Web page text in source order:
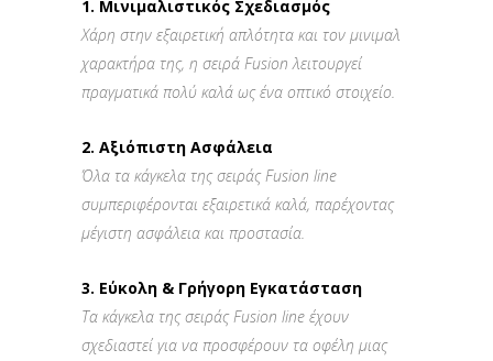
1. Μινιμαλιστικός Σχεδιασμός
Χάρη στην εξαιρετική απλότητα και τον μινιμαλ
χαρακτήρα της, η σειρά Fusion λειτουργεί
πραγματικά πολύ καλά ως ένα οπτικό στοιχείο.
2. Αξιόπιστη Aσφάλεια
Όλα τα κάγκελα της σειράς Fusion line
συμπεριφέρονται εξαιρετικά καλά, παρέχοντας
μέγιστη ασφάλεια και προστασία.
3. Εύκολη & Γρήγορη Εγκατάσταση
Τα κάγκελα της σειράς Fusion line έχουν
σχεδιαστεί για να προσφέρουν τα οφέλη μιας